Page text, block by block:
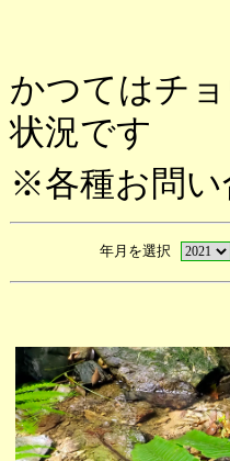
かつてはチ
状況です
※各種お問い
年月を選択